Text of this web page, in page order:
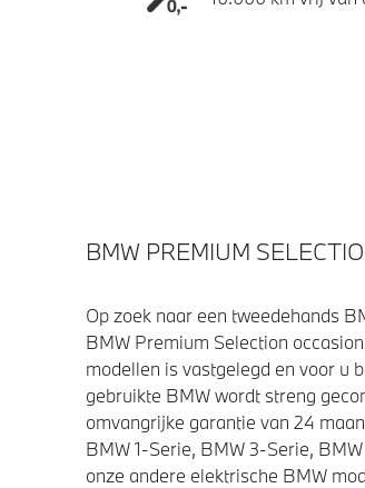
BMW PREMIUM
Op zoek naar een tweedehands
BMW Premium Selection
modellen is vastgelegd en voor u
gebruikte BMW wordt streng
omvangrijke garantie van 24
BMW 1-Serie, BMW 3-Serie,
onze andere elektrische BMW